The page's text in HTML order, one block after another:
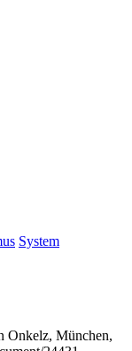
System
Onkelz, München,